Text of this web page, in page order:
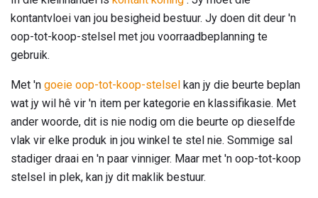
kontantvloei van jou besigheid bestuur. Jy doen dit deur 'n
oop-tot-koop-stelsel met jou voorraadbeplanning te
gebruik.
Met 'n goeie oop-tot-koop-stelsel kan jy die beurte beplan
wat jy wil hê vir 'n item per kategorie en klassifikasie. Met
ander woorde, dit is nie nodig om die beurte op dieselfde
vlak vir elke produk in jou winkel te stel nie. Sommige sal
stadiger draai en 'n paar vinniger. Maar met 'n oop-tot-koop
stelsel in plek, kan jy dit maklik bestuur.